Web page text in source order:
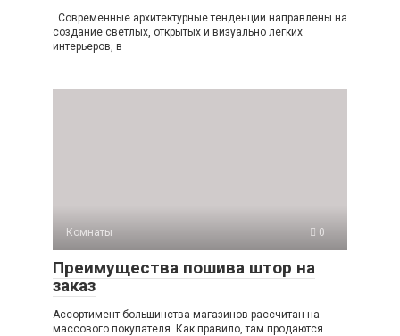
Современные архитектурные тенденции направлены на
создание светлых, открытых и визуально легких
интерьеров, в
Комнаты 0
Преимущества пошива штор на
заказ
Ассортимент большинства магазинов рассчитан на
массового покупателя. Как правило, там продаются